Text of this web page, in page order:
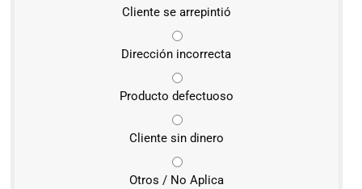
Cliente se arrepintió
Dirección incorrecta
Producto defectuoso
Cliente sin dinero
Otros / No Aplica